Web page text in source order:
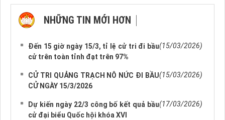
NHỮNG TIN MỚI HƠN
Đến 15 giờ ngày 15/3, tỉ lệ cử tri đi bầu
cử trên toàn tỉnh đạt trên 97%
(15/03/2026)
CỬ TRI QUẢNG TRẠCH NÔ NỨC ĐI BẦU
CỬ NGÀY 15/3/2026
(15/03/2026)
Dự kiến ngày 22/3 công bố kết quả bầu
cử đại biểu Quốc hội khóa XVI
(17/03/2026)